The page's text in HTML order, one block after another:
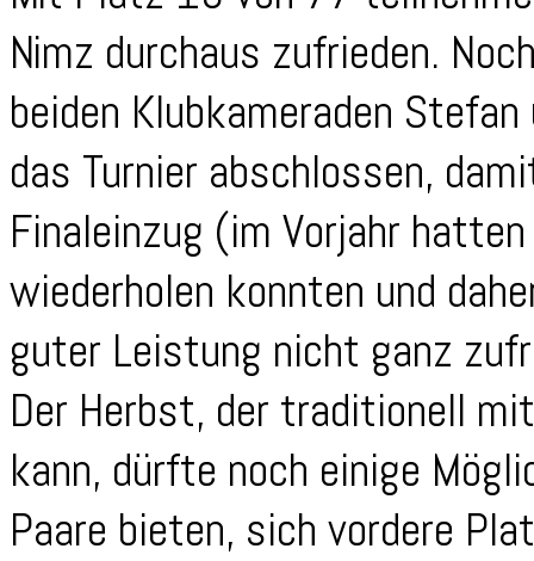
Nimz durchaus zufrieden.
beiden Klubkameraden
das Turnier abschlossen,
Finaleinzug (im Vorjahr
wiederholen konnten und
guter Leistung nicht ganz
Der Herbst, der traditionell
kann, dürfte noch einige
Paare bieten, sich vordere